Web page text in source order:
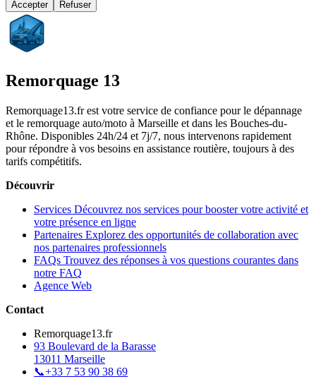
Accepter Refuser
Remorquage 13
Remorquage13.fr est votre service de confiance pour le dépannage
et le remorquage auto/moto à Marseille et dans les Bouches-du-
Rhône. Disponibles 24h/24 et 7j/7, nous intervenons rapidement
pour répondre à vos besoins en assistance routière, toujours à des
tarifs compétitifs.
Découvrir
Services Découvrez nos services pour booster votre activité et
votre présence en ligne
Partenaires Explorez des opportunités de collaboration avec
nos partenaires professionnels
FAQs Trouvez des réponses à vos questions courantes dans
notre FAQ
Agence Web
Contact
Remorquage13.fr
93 Boulevard de la Barasse
13011 Marseille
📞+33 7 53 90 38 69